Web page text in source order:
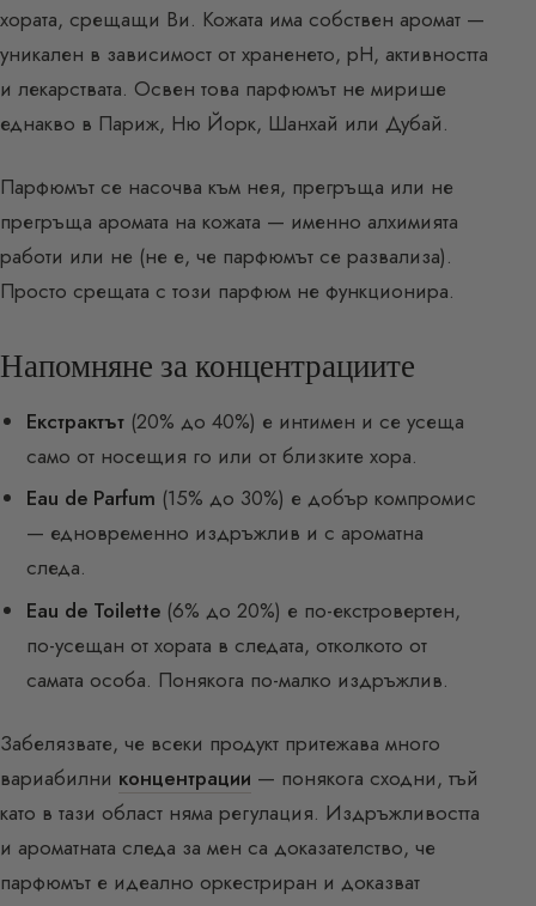
хората, срещащи Ви. Кожата има собствен аромат —
уникален в зависимост от храненето, рН, активността
и лекарствата. Освен това парфюмът не мирише
еднакво в Париж, Ню Йорк, Шанхай или Дубай.
Парфюмът се насочва към нея, прегръща или не
прегръща аромата на кожата — именно алхимията
работи или не (не е, че парфюмът се развализа).
Просто срещата с този парфюм не функционира.
Напомняне за концентрациите
Екстрактът (20% до 40%) е интимен и се усеща
само от носещия го или от близките хора.
Eau de Parfum (15% до 30%) е добър компромис
— едновременно издръжлив и с ароматна
следа.
Eau de Toilette (6% до 20%) е по-екстровертен,
по-усещан от хората в следата, отколкото от
самата особа. Понякога по-малко издръжлив.
Забелязвате, че всеки продукт притежава много
вариабилни концентрации — понякога сходни, тъй
като в тази област няма регулация. Издръжливостта
и ароматната следа за мен са доказателство, че
парфюмът е идеално оркестриран и доказват